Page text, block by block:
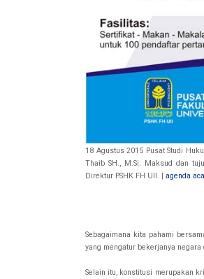
18 Agustus 2015 Pusat Studi
Thaib SH., M.Si. Maksud dan
Direktur PSHK FH UII. | agenda
Sebagaimana kita pahami
yang mengatur bekerjanya
Selain itu, konstitusi merupakan